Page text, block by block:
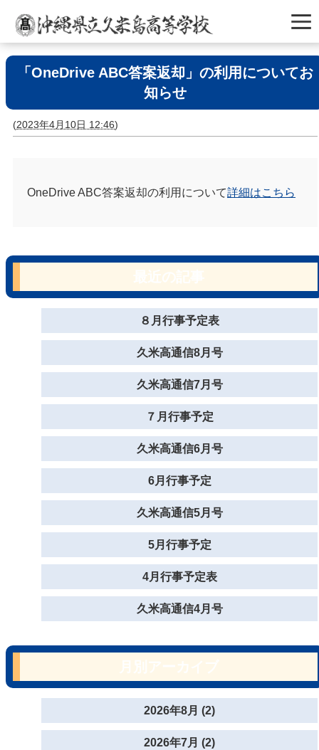
「OneDrive ABC答案返却」の利用についてお
知らせ
(2023年4月10日 12:46)
OneDrive ABC答案返却の利用について詳細はこちら
８月行事予定表
久米高通信8月号
久米高通信7月号
７月行事予定
久米高通信6月号
6月行事予定
久米高通信5月号
5月行事予定
4月行事予定表
久米高通信4月号
2026年8月 (2)
2026年7月 (2)